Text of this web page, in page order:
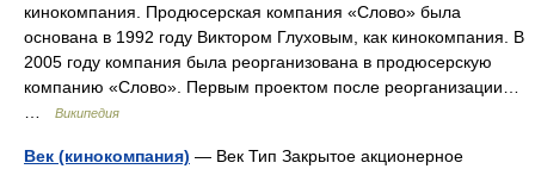
кинокомпания. Продюсерская компания «Слово» была
основана в 1992 году Виктором Глуховым, как кинокомпания. В
2005 году компания была реорганизована в продюсерскую
компанию «Слово». Первым проектом после реорганизации…
Википедия
Век (кинокомпания) — Век Тип Закрытое акционерное